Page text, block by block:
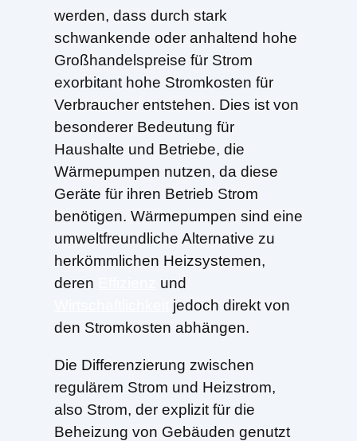
werden, dass durch stark
schwankende oder anhaltend hohe
Großhandelspreise für Strom
exorbitant hohe Stromkosten für
Verbraucher entstehen. Dies ist von
besonderer Bedeutung für
Haushalte und Betriebe, die
Wärmepumpen nutzen, da diese
Geräte für ihren Betrieb Strom
benötigen. Wärmepumpen sind eine
umweltfreundliche Alternative zu
herkömmlichen Heizsystemen,
deren
und
jedoch direkt von
den Stromkosten abhängen.
Die Differenzierung zwischen
regulärem Strom und Heizstrom,
also Strom, der explizit für die
Beheizung von Gebäuden genutzt